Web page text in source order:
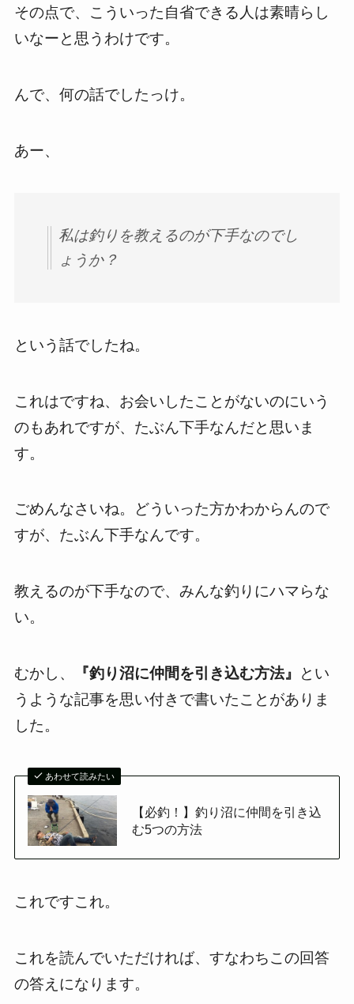
その点で、こういった自省できる人は素晴らし
いなーと思うわけです。
んで、何の話でしたっけ。
あー、
私は釣りを教えるのが下手なのでし
ょうか？
という話でしたね。
これはですね、お会いしたことがないのにいう
のもあれですが、たぶん下手なんだと思いま
す。
ごめんなさいね。どういった方かわからんので
すが、たぶん下手なんです。
教えるのが下手なので、みんな釣りにハマらな
い。
むかし、 『釣り沼に仲間を引き込む方法』
とい
うような記事を思い付きで書いたことがありま
した。
あわせて読みたい
【必釣！】釣り沼に仲間を引き込
む5つの方法
これですこれ。
これを読んでいただければ、すなわちこの回答
の答えになります。